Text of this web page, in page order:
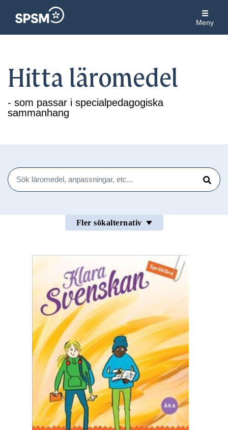
Meny
Hitta läromedel
- som passar i specialpedagogiska
sammanhang
Sök
Sök
Fler sökalternativ